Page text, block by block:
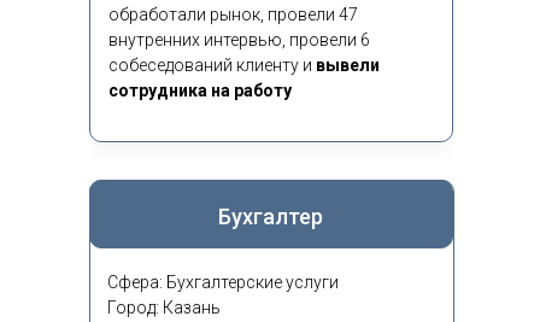
обработали рынок, провели 47
внутренних интервью, провели 6
собеседований клиенту и вывели
сотрудника на работу
Бухгалтер
Сфера: Бухгалтерские услуги
Город: Казань